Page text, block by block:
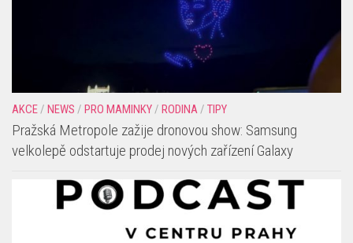
AKCE/ NEWS / PRO MAMINKY/ RODINA/ TIPY
Pražská Metropole zažije dronovou show: Samsung
velkolepě odstartuje prodej nových zařízení Galaxy